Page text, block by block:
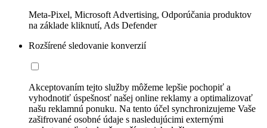
Meta-Pixel, Microsoft Advertising, Odporúčania produktov
na základe kliknutí, Ads Defender
Rozšírené sledovanie konverzií
Akceptovaním tejto služby môžeme lepšie pochopiť a
vyhodnotiť úspešnosť našej online reklamy a optimalizovať
našu reklamnú ponuku. Na tento účel synchronizujeme Vaše
zašifrované osobné údaje s nasledujúcimi externými